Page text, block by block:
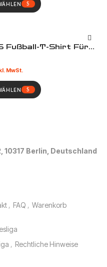
Fußball-T-Shirt Für
MwSt.
Berlin, Deutschland
FAQ
Warenkorb
Rechtliche Hinweise